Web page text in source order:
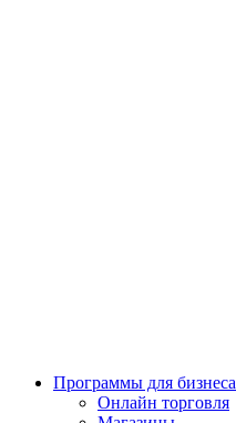
Программы для бизнеса
Онлайн торговля